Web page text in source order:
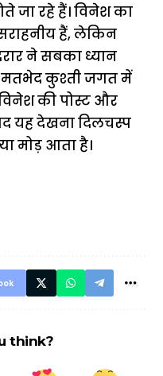
जा रहे हैं। विनेश का
हैं, लेकिन
ने सबका ध्यान
मतभेद कुश्ती जगत में
की पोस्ट और
यह देखना दिलचस्प
मोड़ आता है।
think?